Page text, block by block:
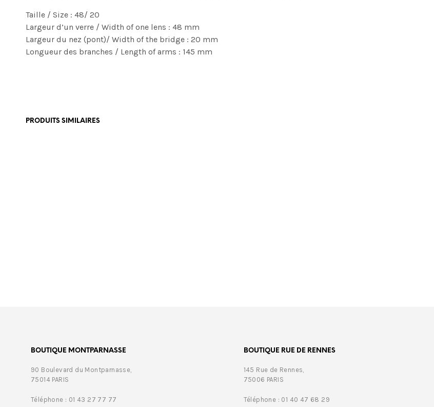
Taille / Size : 48/ 20
Largeur d’un verre / Width of one lens : 48 mm
Largeur du nez (pont)/ Width of the bridge : 20 mm
Longueur des branches / Length of arms : 145 mm
PRODUITS SIMILAIRES
BOUTIQUE MONTPARNASSE
90 Boulevard du Montparnasse,
75014 PARIS
Téléphone : 01 43 27 77 77
BOUTIQUE RUE DE RENNES
145 Rue de Rennes,
75006 PARIS
Téléphone : 01 40 47 68 29